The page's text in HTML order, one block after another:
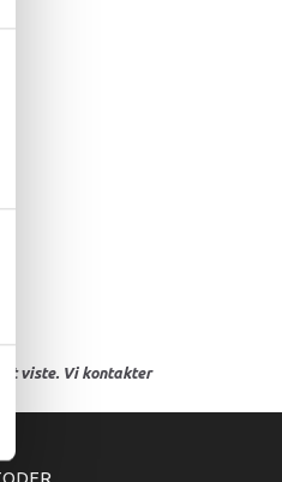
viste. Vi kontakter